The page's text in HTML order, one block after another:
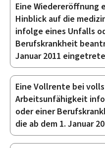
Unterrubriken
Eine Wiedereröffnung
Hinblick auf die
infolge eines Unfalls
Berufskrankheit
Januar 2011
Eine Vollrente bei
Arbeitsunfähigkeit
oder einer
die ab dem 1. Januar